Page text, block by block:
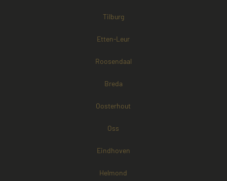
Tilburg
Etten-Leur
Roosendaal
Breda
Oosterhout
Oss
Eindhoven
Helmond